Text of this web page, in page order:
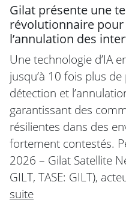
Gilat présente une
révolutionnaire
l’annulation des
Une technologie d’IA
jusqu’à 10 fois plus
détection et
garantissant des
résilientes dans des
fortement contestés.
2026 – Gilat Satellite
GILT, TASE: GILT),
suite